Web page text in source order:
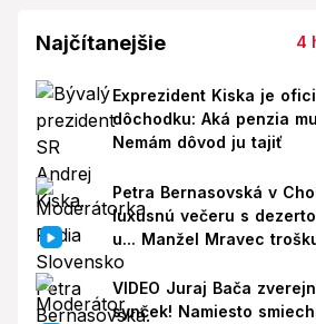
Najčítanejšie 4
Exprezident Kiska je
dôchodku: Aká penzia
Nemám dôvod ju tajiť
Petra Bernasovská v
luxusnú večeru s
u... Manžel Mravec
VIDEO Juraj Bača
synček! Namiesto